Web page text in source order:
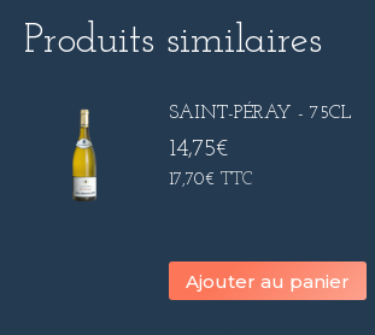
Produits similaires
SAINT-PÉRAY - 75CL
14,75€
17,70€ TTC
Ajouter au panier